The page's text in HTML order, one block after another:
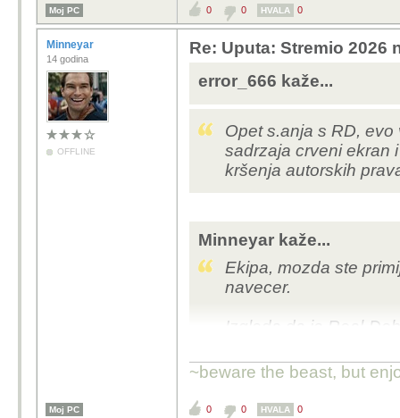
Moj PC 0 0 HVALA 0
Minneyar
14 godina
OFFLINE
Re: Uputa: Stremio 2026
error_666 kaže...
Opet s.anja s RD,
sadrzaja crveni ekran
kršenja autorskih
Minneyar kaže...
Ekipa, mozda ste
navecer.
Izgleda da je Real-
skoro nista od serija,
~beware the beast, but
Moj PC 0 0 HVALA 0